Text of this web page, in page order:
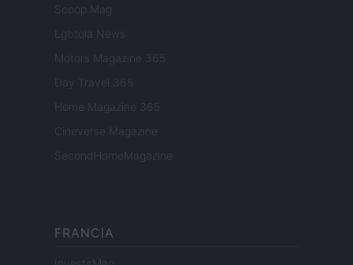
Scoop Mag
Lgbtqia News
Motors Magazine 365
Day Travel 365
Home Magazine 365
Cineverse Magazine
SecondHomeMagazine
FRANCIA